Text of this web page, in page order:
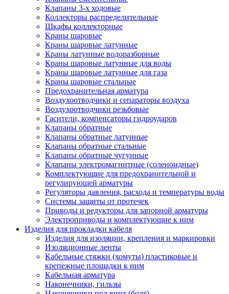
Клапаны 3-х ходовые
Коллекторы распределительные
Шкафы коллекторные
Краны шаровые
Краны шаровые латунные
Краны латунные водоразборные
Краны шаровые латунные для воды
Краны шаровые латунные для газа
Краны шаровые стальные
Предохранительная арматура
Воздухоотводчики и сепараторы воздуха
Воздухоотводчики резьбовые
Гасители, компенсаторы гидроударов
Клапаны обратные
Клапаны обратные латунные
Клапаны обратные стальные
Клапаны обратные чугунные
Клапаны электромагнитные (соленоидные)
Комплектующие для предохранительной и
регулирующей арматуры
Регуляторы давления, расхода и температуры воды
Системы защиты от протечек
Приводы и редукторы для запорной арматуры
Электроприводы и комплектующие к ним
Изделия для прокладки кабеля
Изделия для изоляции, крепления и маркировки
Изоляционные ленты
Кабельные стяжки (хомуты) пластиковые и
крепежные площадки к ним
Кабельная арматура
Наконечники, гильзы